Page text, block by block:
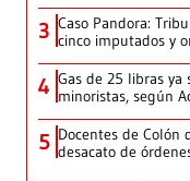
3 Caso Pandora:
cinco imputados y
4 Gas de 25 libras ya
minoristas, según
5 Docentes de Colón
desacato de